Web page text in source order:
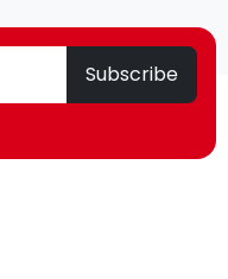
Subscribe